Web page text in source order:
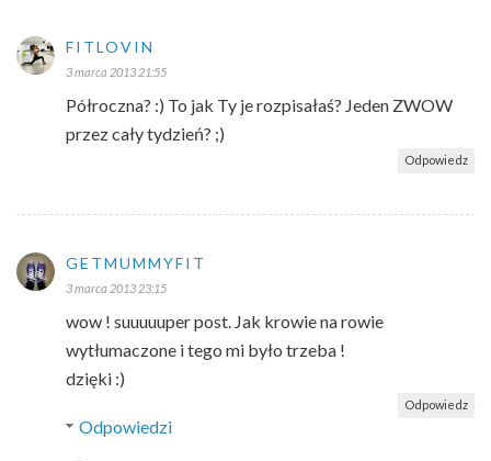
FITLOVIN
3 marca 2013 21:55
Półroczna? :) To jak Ty je rozpisałaś? Jeden ZWOW
przez cały tydzień? ;)
Odpowiedz
GETMUMMYFIT
3 marca 2013 23:15
wow ! suuuuuper post. Jak krowie na rowie
wytłumaczone i tego mi było trzeba !
dzięki :)
Odpowiedz
Odpowiedzi